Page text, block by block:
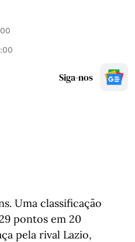
Siga-nos
Uma classificação
pontos em 20
pela rival Lazio,